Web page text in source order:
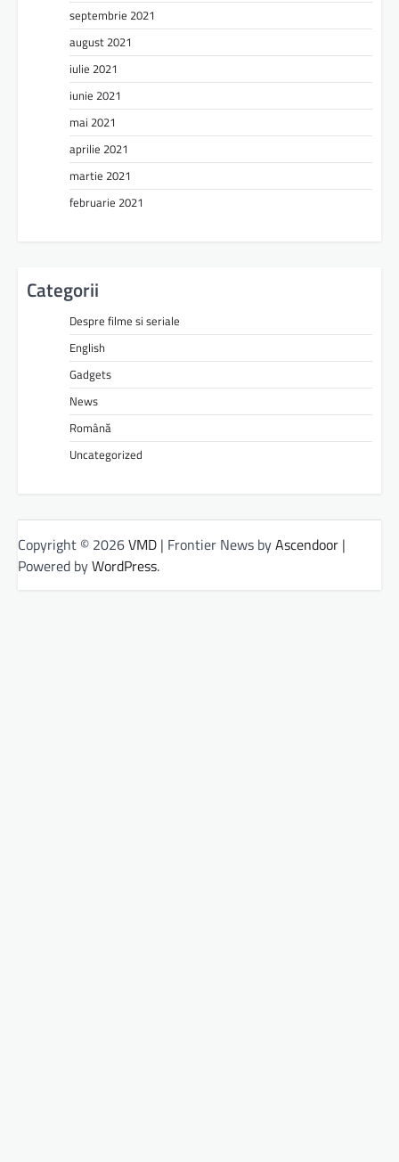
septembrie 2021
august 2021
iulie 2021
iunie 2021
mai 2021
aprilie 2021
martie 2021
februarie 2021
Categorii
Despre filme si seriale
English
Gadgets
News
Română
Uncategorized
Copyright © 2026VMD | Frontier News byAscendoor |
Powered byWordPress.